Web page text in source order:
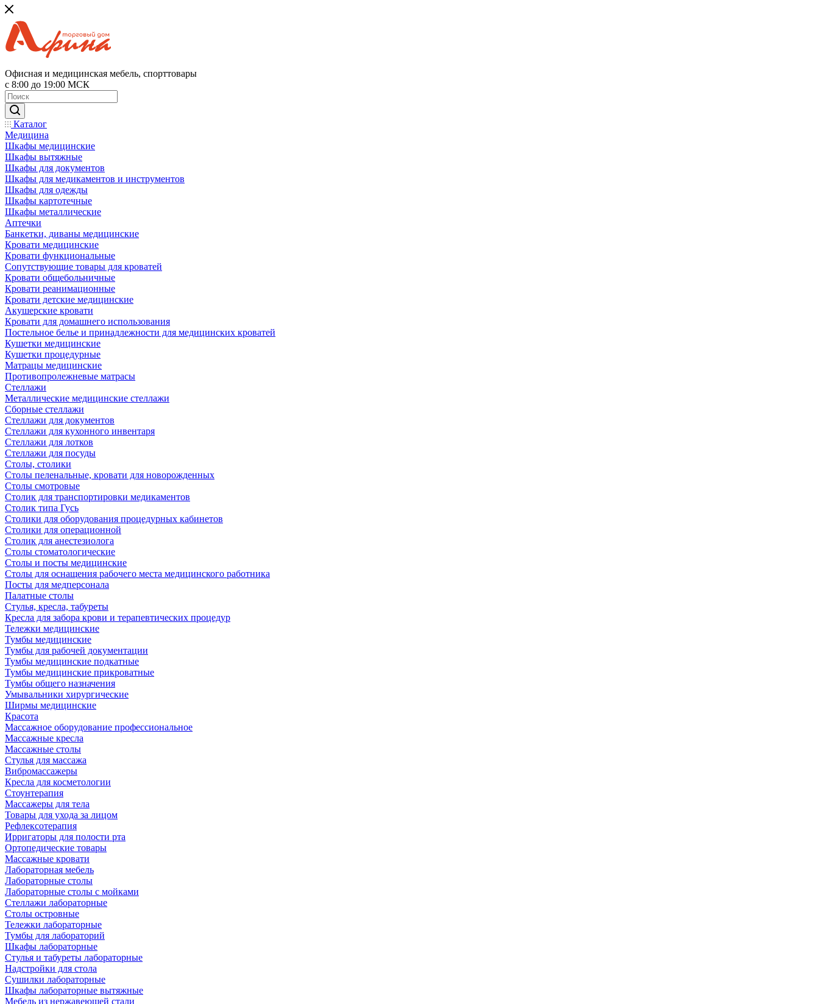
Офисная и медицинская мебель, спорттовары
с 8:00 до 19:00 МСК
Каталог
Медицина
Шкафы медицинские
Шкафы вытяжные
Шкафы для документов
Шкафы для медикаментов и инструментов
Шкафы для одежды
Шкафы картотечные
Шкафы металлические
Аптечки
Банкетки, диваны медицинские
Кровати медицинские
Кровати функциональные
Сопутствующие товары для кроватей
Кровати общебольничные
Кровати реанимационные
Кровати детские медицинские
Акушерские кровати
Кровати для домашнего использования
Постельное белье и принадлежности для медицинских кроватей
Кушетки медицинские
Кушетки процедурные
Матрацы медицинские
Противопролежневые матрасы
Стеллажи
Металлические медицинские стеллажи
Сборные стеллажи
Стеллажи для документов
Стеллажи для кухонного инвентаря
Стеллажи для лотков
Стеллажи для посуды
Столы, столики
Столы пеленальные, кровати для новорожденных
Столы смотровые
Столик для транспортировки медикаментов
Столик типа Гусь
Столики для оборудования процедурных кабинетов
Столики для операционной
Столик для анестезиолога
Столы стоматологические
Столы и посты медицинские
Столы для оснащения рабочего места медицинского работника
Посты для медперсонала
Палатные столы
Стулья, кресла, табуреты
Кресла для забора крови и терапевтических процедур
Тележки медицинские
Тумбы медицинские
Тумбы для рабочей документации
Тумбы медицинские подкатные
Тумбы медицинские прикроватные
Тумбы общего назначения
Умывальники хирургические
Ширмы медицинские
Красота
Массажное оборудование профессиональное
Массажные кресла
Массажные столы
Стулья для массажа
Вибромассажеры
Кресла для косметологии
Стоунтерапия
Массажеры для тела
Товары для ухода за лицом
Рефлексотерапия
Ирригаторы для полости рта
Ортопедические товары
Массажные кровати
Лабораторная мебель
Лабораторные столы
Лабораторные столы с мойками
Стеллажи лабораторные
Столы островные
Тележки лабораторные
Тумбы для лабораторий
Шкафы лабораторные
Стулья и табуреты лабораторные
Надстройки для стола
Сушилки лабораторные
Шкафы лабораторные вытяжные
Мебель из нержавеющей стали